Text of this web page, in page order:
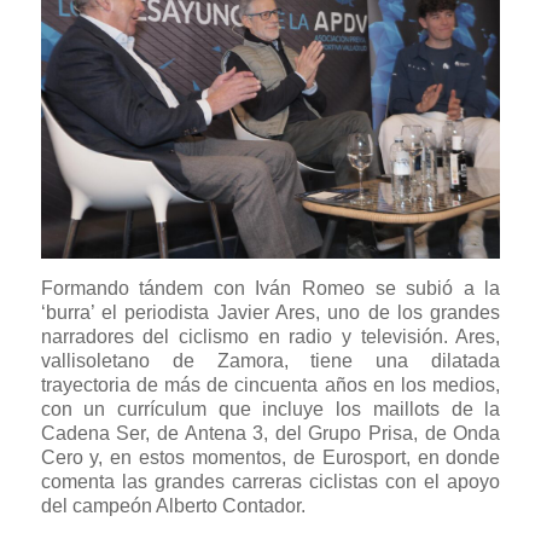
Formando tándem con Iván Romeo se subió a la
‘burra’ el periodista Javier Ares, uno de los grandes
narradores del ciclismo en radio y televisión. Ares,
vallisoletano de Zamora, tiene una dilatada
trayectoria de más de cincuenta años en los medios,
con un currículum que incluye los maillots de la
Cadena Ser, de Antena 3, del Grupo Prisa, de Onda
Cero y, en estos momentos, de Eurosport, en donde
comenta las grandes carreras ciclistas con el apoyo
del campeón Alberto Contador.